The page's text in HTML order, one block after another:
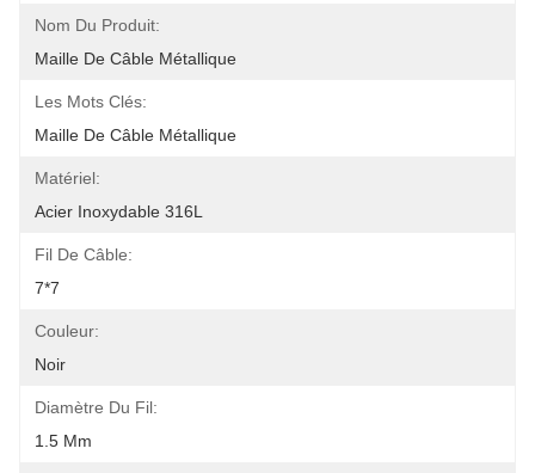
Nom Du Produit:
Maille De Câble Métallique
Les Mots Clés:
Maille De Câble Métallique
Matériel:
Acier Inoxydable 316L
Fil De Câble:
7*7
Couleur:
Noir
Diamètre Du Fil:
1.5 Mm